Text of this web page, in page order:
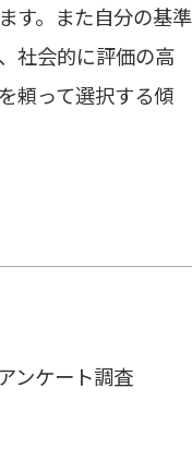
す。また自分の基準
社会的に評価の高
頼って選択する傾
ンケート調査